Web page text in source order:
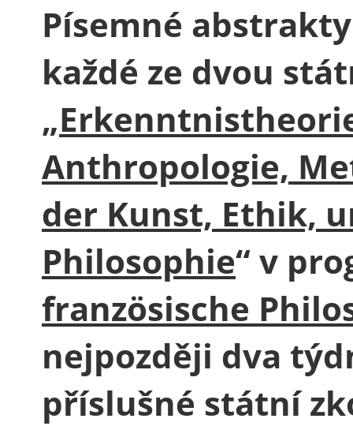
Písemné
každé ze dvou
„
Anthropologie,
der Kunst, Ethik,
Philosophie“ v
französische
nejpozději dva
příslušné státní